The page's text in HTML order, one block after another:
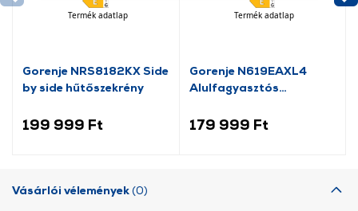
További információk:
Adatvédelem
Termék adatlap
Gorenje NRS8182KX Side
by side hűtőszekrény
199 999 Ft
Termék adatlap
Gorenje N619EAXL4
Alulfagyasztós
179 999 Ft
Vásárlói vélemények(0)